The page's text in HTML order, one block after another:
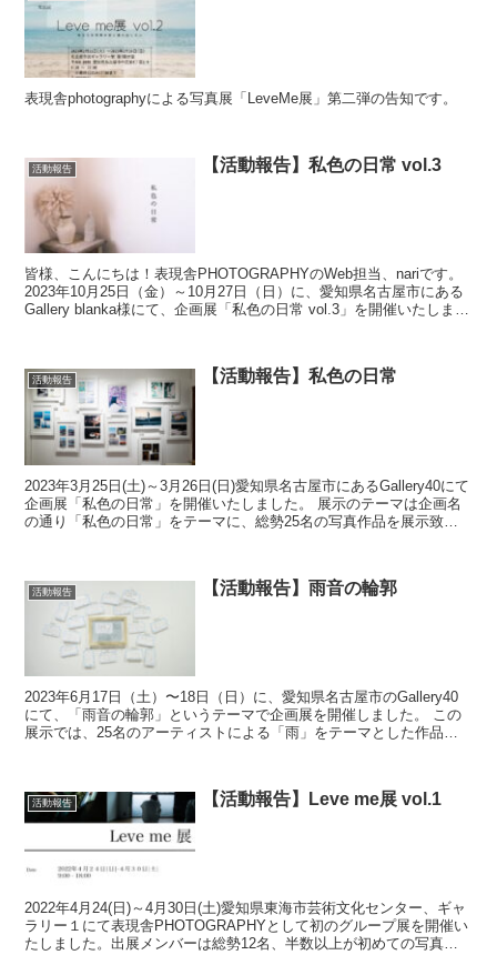
表現舎photographyによる写真展「LeveMe展」第二弾の告知です。
活動報告 【活動報告】私色の日常 vol.3
皆様、こんにちは！表現舎PHOTOGRAPHYのWeb担当、nariです。
2023年10月25日（金）～10月27日（日）に、愛知県名古屋市にある
Gallery blanka様にて、企画展「私色の日常 vol.3」を開催いたしま
活動報告 【活動報告】私色の日常
2023年3月25日(土)～3月26日(日)愛知県名古屋市にあるGallery40にて
企画展「私色の日常」を開催いたしました。 展示のテーマは企画名
の通り「私色の日常」をテーマに、総勢25名の写真作品を展示致し
活動報告 【活動報告】雨音の輪郭
2023年6月17日（土）〜18日（日）に、愛知県名古屋市のGallery40
にて、「雨音の輪郭」というテーマで企画展を開催しました。 この
展示では、25名のアーティストによる「雨」をテーマとした作品を
活動報告 【活動報告】Leve me展 vol.1
2022年4月24(日)～4月30日(土)愛知県東海市芸術文化センター、ギャ
ラリー１にて表現舎PHOTOGRAPHYとして初のグループ展を開催い
たしました。出展メンバーは総勢12名、半数以上が初めての写真展